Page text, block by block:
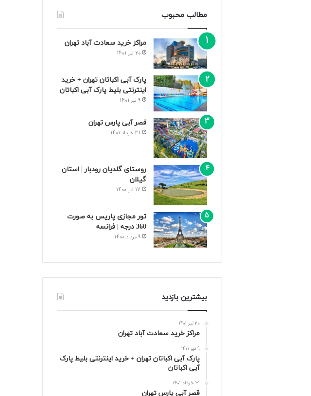
مطالب محبوب
مراکز خرید سعادت‌ آباد تهران
20 تیر 1401
پارک آبی اکباتان تهران + خرید
اینترنتی بلیط پارک آبی اکباتان
9 تیر 1401
قصر آبی پارس تهران
31 خرداد 1401
روستای گلدیان رودبار | استان
گیلان
17 تیر 1400
تور مجازی پاریس به صورت
360 درجه | فرانسه
9 مرداد 1400
بیشترین بازدید
20 تیر 1401
مراکز خرید سعادت‌ آباد تهران
9 تیر 1401
پارک آبی اکباتان تهران + خرید اینترنتی بلیط پارک
آبی اکباتان
31 خرداد 1401
قصر آبی پارس تهران